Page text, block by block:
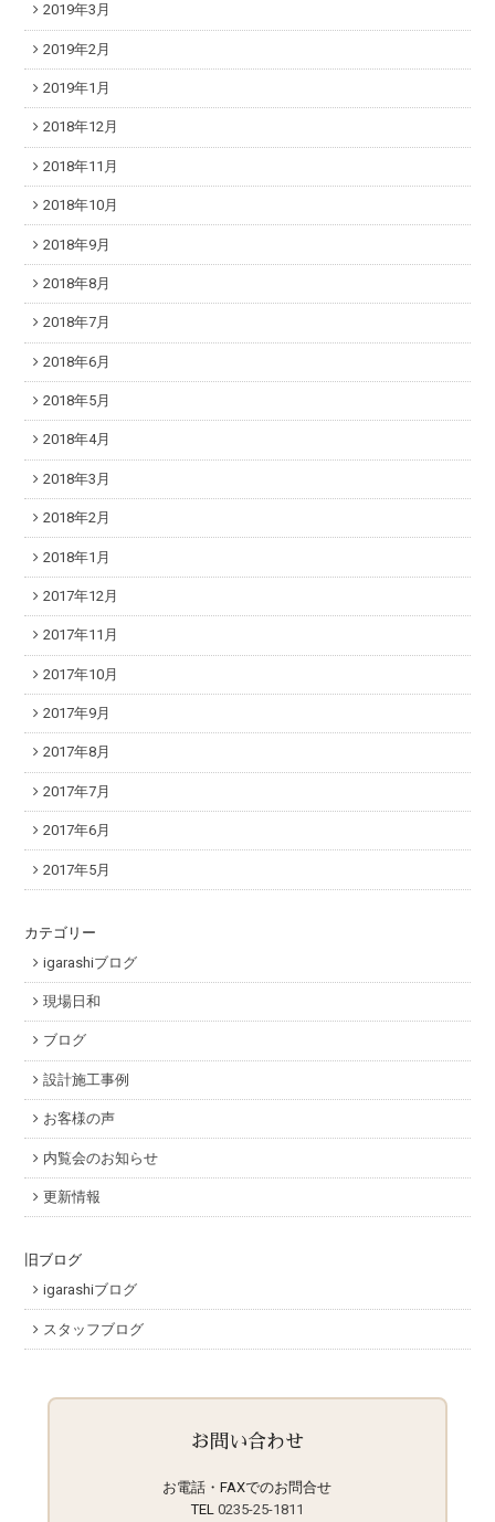
2019年3月
2019年2月
2019年1月
2018年12月
2018年11月
2018年10月
2018年9月
2018年8月
2018年7月
2018年6月
2018年5月
2018年4月
2018年3月
2018年2月
2018年1月
2017年12月
2017年11月
2017年10月
2017年9月
2017年8月
2017年7月
2017年6月
2017年5月
カテゴリー
igarashiブログ
現場日和
ブログ
設計施工事例
お客様の声
内覧会のお知らせ
更新情報
旧ブログ
igarashiブログ
スタッフブログ
お問い合わせ
お電話・FAXでのお問合せ
TEL 0235-25-1811